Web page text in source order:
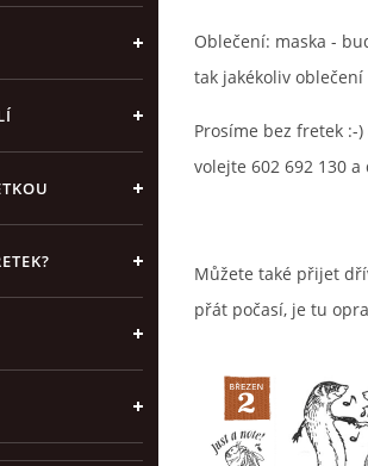
Oblečení: maska -
tak jakékoliv
Prosíme bez fretek
volejte 602 692 130
Můžete také přijet
přát počasí, je tu